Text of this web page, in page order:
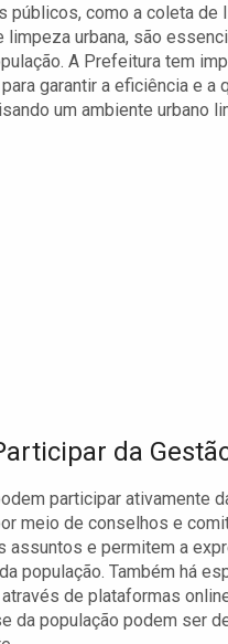
públicos, como a coleta de
limpeza urbana, são
A Prefeitura tem
garantir a eficiência e a
um ambiente urbano
da
participar ativamente
meio de conselhos e
assuntos e permitem a
população. Também há
de plataformas
da população podem ser